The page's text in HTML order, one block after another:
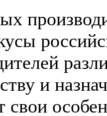
и
свои